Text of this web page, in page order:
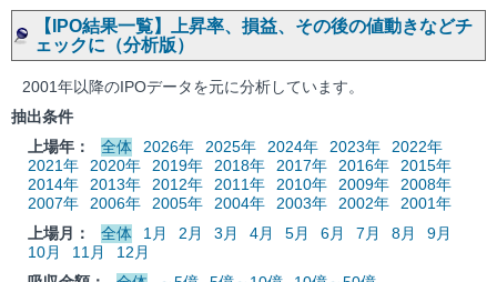
【IPO結果一覧】上昇率、損益、その後の値動きなどチ
ェックに（分析版）
2001年以降のIPOデータを元に分析しています。
抽出条件
上場年：
全体 2026年 2025年 2024年 2023年
2022年
2021年
2020年 2019年 2018年 2017年 2016年
2015年
2014年
2013年 2012年 2011年 2010年 2009年
2008年
2007年
2006年 2005年 2004年 2003年 2002年
2001年
上場月：
全体 1月 2月 3月 4月 5月 6月 7月 8月
9月
10月
11月
12月